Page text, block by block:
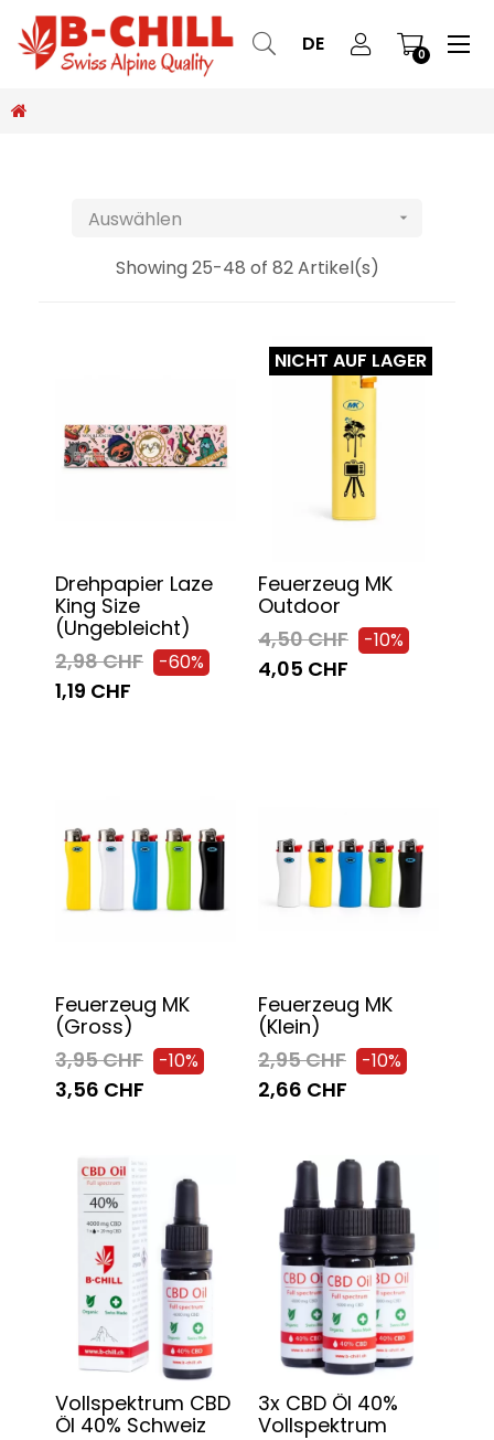
DE 0 ☰
Auswählen 
Showing 25-48 of 82 Artikel(s)
Drehpapier Laze
King Size
(Ungebleicht)
2,98 CHF
-60%
1,19 CHF
NICHT AUF LAGER
Feuerzeug MK
Outdoor
4,50 CHF
-10%
4,05 CHF
Feuerzeug MK
(gross)
3,95 CHF
-10%
3,56 CHF
Feuerzeug MK
(klein)
2,95 CHF
-10%
2,66 CHF
Vollspektrum CBD
Öl 40% Schweiz
3x CBD Öl 40%
Vollspektrum